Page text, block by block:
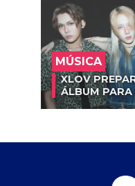
MÚSICA
XLOV
ÁLBUM